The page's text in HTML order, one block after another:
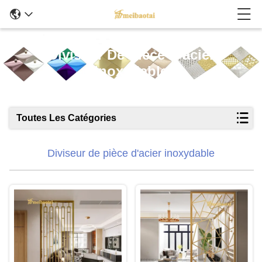
Diviseur De Pièce D'acier
Inoxydable
Toutes Les Catégories
Diviseur de pièce d'acier inoxydable